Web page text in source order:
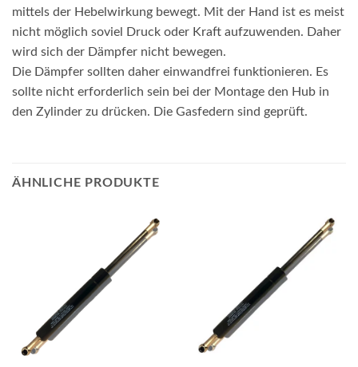
mittels der Hebelwirkung bewegt. Mit der Hand ist es meist
nicht möglich soviel Druck oder Kraft aufzuwenden. Daher
wird sich der Dämpfer nicht bewegen.
Die Dämpfer sollten daher einwandfrei funktionieren. Es
sollte nicht erforderlich sein bei der Montage den Hub in
den Zylinder zu drücken. Die Gasfedern sind geprüft.
ÄHNLICHE PRODUKTE